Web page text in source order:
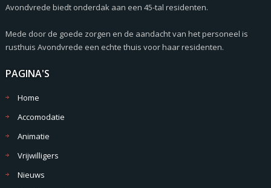
Avondvrede biedt onderdak aan een 45-tal residenten.
Mede door de goede zorgen en de aandacht van het personeel is
rusthuis Avondvrede een echte thuis voor haar residenten.
PAGINA'S
Home
Accomodatie
Animatie
Vrijwilligers
Nieuws